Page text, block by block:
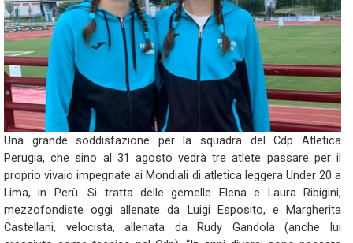
Una grande soddisfazione per la squadra del Cdp Atletica
Perugia, che sino al 31 agosto vedrà tre atlete passare per il
proprio vivaio impegnate ai Mondiali di atletica leggera Under 20 a
Lima, in Perù. Si tratta delle gemelle Elena e Laura Ribigini,
mezzofondiste oggi allenate da Luigi Esposito, e Margherita
Castellani, velocista, allenata da Rudy Gandola (anche lui